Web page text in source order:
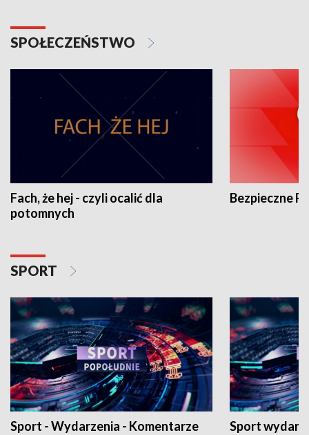
SPOŁECZEŃSTWO
Fach, że hej - czyli ocalić dla
potomnych
Bezpieczne
SPORT
Sport - Wydarzenia - Komentarze Sport